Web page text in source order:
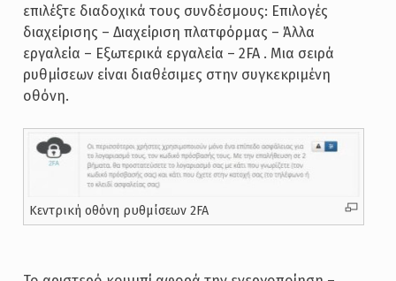
επιλέξτε διαδοχικά τους συνδέσμους: Επιλογές
διαχείρισης – Διαχείριση πλατφόρμας – Άλλα
εργαλεία – Εξωτερικά εργαλεία – 2FA . Μια σειρά
ρυθμίσεων είναι διαθέσιμες στην συγκεκριμένη
οθόνη.
Κεντρική οθόνη ρυθμίσεων 2FA